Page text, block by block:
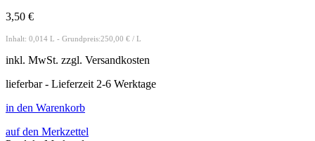
3,50 €
Inhalt: 0,014 L - Grundpreis:250,00 € / L
inkl. MwSt. zzgl. Versandkosten
lieferbar - Lieferzeit 2-6 Werktage
in den Warenkorb
auf den Merkzettel